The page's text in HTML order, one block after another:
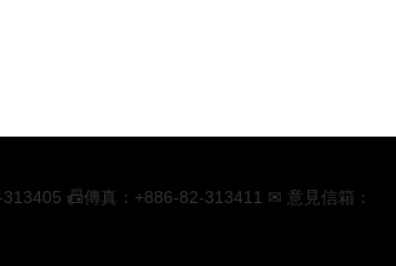
真：+886-82-313411 ✉ 意見信箱：